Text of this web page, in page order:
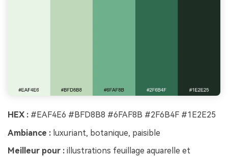
HEX : #EAF4E6 #BFD8B8 #6FAF8B #2F6B4F #1E2E25
Ambiance : luxuriant, botanique, paisible
Meilleur pour : illustrations feuillage aquarelle et